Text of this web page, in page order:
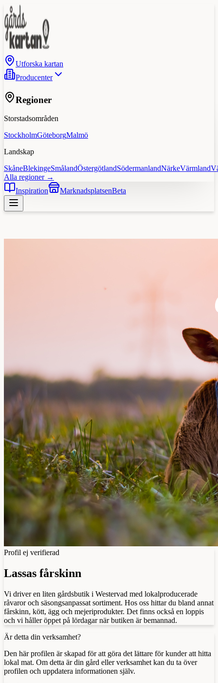
Utforska kartan
Producenter
Regioner
Storstadsområden
StockholmGöteborgMalmö
Landskap
SkåneBlekingeSmålandÖstergötlandSödermanlandNärkeVärmland
Alla regioner →
Inspiration
MarknadsplatsenBeta
Profil ej verifierad
Lassas fårskinn
Vi driver en liten gårdsbutik i Westervad med lokalproducerade
råvaror och säsongsanpassat sortiment. Hos oss hittar du bland annat
fårskinn, kött, ägg och mejeriprodukter. Det finns också en loppis
och vi håller öppet på lördagar när butiken är bemannad.
Är detta din verksamhet?
Den här profilen är skapad för att göra det lättare för kunder att hitta
lokal mat. Om detta är din gård eller verksamhet kan du ta över
profilen och uppdatera informationen själv.